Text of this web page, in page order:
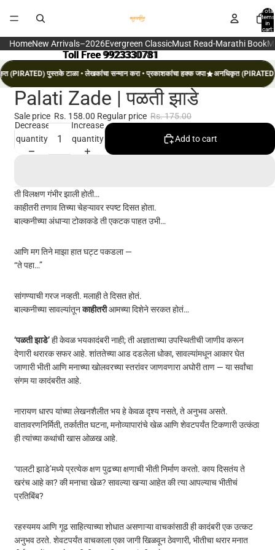
Total
items
in
cart:
HomeNew Arrivals–2026Evergreen ClassicMust Read-Marathi Book
Toll Free 9923330781
Toll Free 9923330781
(PIRATED) पुस्तके टाळा • लेखकांचा सन्मान करा • प्रकाशकांचा हक्क जपा अनधिकृत (PIRATED)
Palati Zade | पळती झाडे
Sale price Rs. 158.00 Regular price Rs. 175.00
Decrease
quantity
Increase
quantity
Add to cart
ती विलक्षण गंभीर झाली होती…
काहीतरी तणाव तिच्या चेहऱ्यावर स्पष्ट दिसत होता.
बाल्कनीच्या अंधाऱ्या टोकाकडे ती एकटक पाहत उभी…
आणि मग तिने माझा हात घट्ट पकडला —
“ते पहा…”
सांगण्याची गरज नव्हती. मलाही ते दिसत होतं.
बाल्कनीच्या सावल्यांतूनकाहीतरीआमच्या दिशेने सरकत होतं…
‘पळती झाडे’ही केवळ भयकादंबरी नाही; ती अज्ञाताच्या उपस्थितीची जाणीव करून
देणारी थरारक सफर आहे. शांततेच्या आड दडलेला धोका, सावल्यांमधून आकार घेत
जाणारी भीती आणि मनाच्या खोलवरच्या स्तरांवर जाणवणारा अघोरी ताण — या सर्वांचा
संगम या कादंबरीत आहे.
नारायण धारप यांच्या लेखनशैलीत भय हे केवळ दृश्य नसते, ते अनुभव असते.
वातावरणनिर्मिती, तर्कातीत घटना, मनोव्यापारांचे खेळ आणि शेवटपर्यंत टिकणारी उत्कंठा
ही त्यांच्या कथांची खास ओळख आहे.
‘पालटी झाडे’मध्ये प्रत्येक क्षण पुढच्या क्षणाची भीती निर्माण करतो. काय दिसतंय ते
खरंच आहे का? की मनाचा खेळ? सावल्या खऱ्या आहेत की त्या आपल्याच भीतीचं
प्रतिबिंब?
रहस्यमय आणि गूढ साहित्याच्या शोधात असणाऱ्या वाचकांसाठी ही कादंबरी एक उत्कट
अनुभव ठरते. शेवटपर्यंत वाचकाला एका जागी खिळवून ठेवणारी, भीतीचा थरार मनात